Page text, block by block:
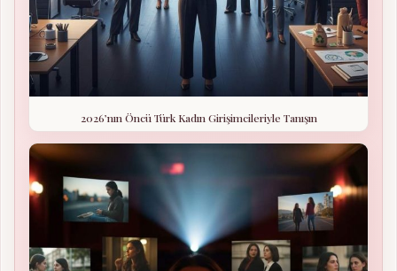
2026’nın Öncü Türk Kadın Girişimcileriyle Tanışın